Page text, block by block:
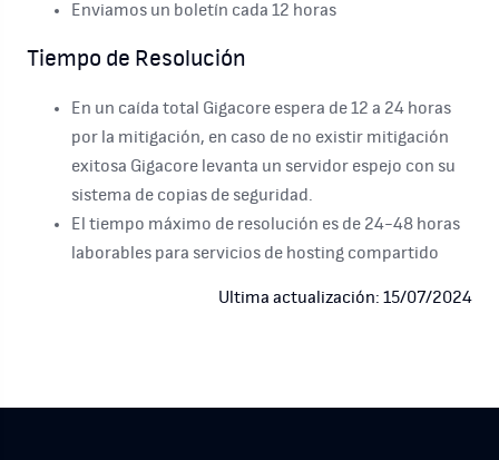
Enviamos un boletín cada 12 horas
Tiempo de Resolución
En un caída total Gigacore espera de 12 a 24 horas
por la mitigación, en caso de no existir mitigación
exitosa Gigacore levanta un servidor espejo con su
sistema de copias de seguridad.
El tiempo máximo de resolución es de 24-48 horas
laborables para servicios de hosting compartido
Ultima actualización: 15/07/2024